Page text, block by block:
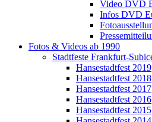
Video DVD
Infos DVD
Fotos & Videos ab 1990
Stadtfeste Frankfurt-
Hansestadtfest 2019
Hansestadtfest 2018
Hansestadtfest 2017
Hansestadtfest 2016
Hansestadtfest 2015